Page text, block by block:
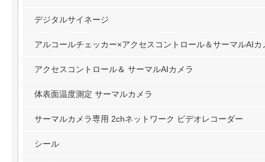
デジタルサイネージ
アルコールチェッカー×アクセスコントロール＆サーマルAIカ
アクセスコントロール＆ サーマルAIカメラ
体表面温度測定 サーマルカメラ
サーマルカメラ専用 2chネットワーク ビデオレコーダー
シール